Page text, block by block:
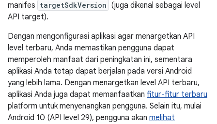
manifes targetSdkVersion (juga dikenal sebagai level
API target).
Dengan mengonfigurasi aplikasi agar menargetkan API
level terbaru, Anda memastikan pengguna dapat
memperoleh manfaat dari peningkatan ini, sementara
aplikasi Anda tetap dapat berjalan pada versi Android
yang lebih lama. Dengan menargetkan level API terbaru,
aplikasi Anda juga dapat memanfaatkan fitur-fitur terbaru
platform untuk menyenangkan pengguna. Selain itu, mulai
Android 10 (API level 29), pengguna akan melihat